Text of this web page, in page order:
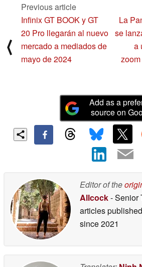
⟨
Previous article
Infinix GT BOOK y GT
20 Pro llegarán al nuevo
mercado a mediados de
mayo de 2024
La
se
a
Add as a
source on
Editor of the
Allcock- Senior
articles
since 2021